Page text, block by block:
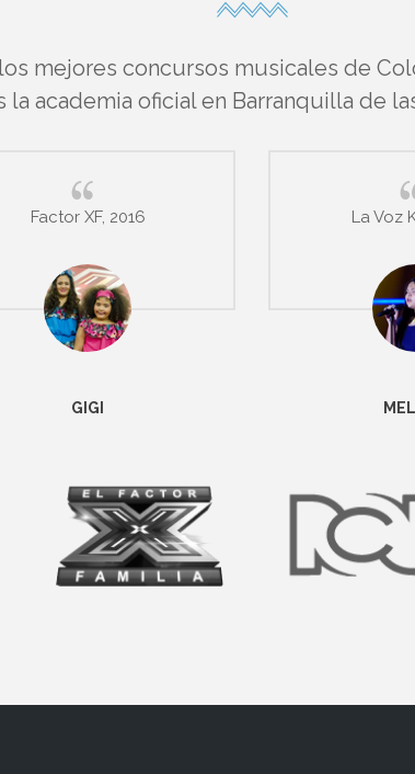
mejores concursos musicales de
academia oficial en Barranquilla de
Factor XF, 2016
GIGI
La Voz